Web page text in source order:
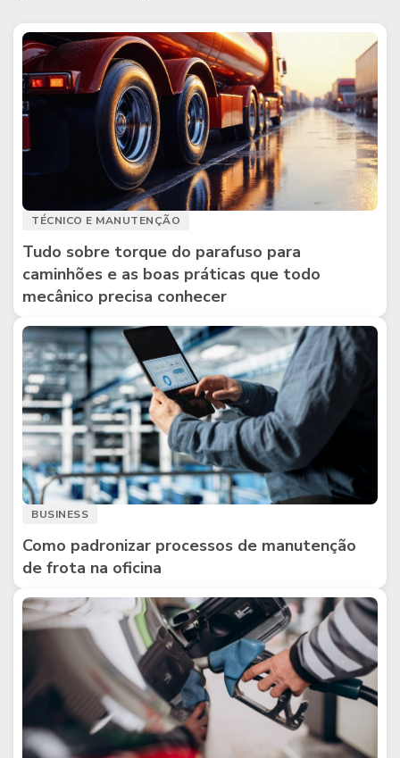
TÉCNICO E MANUTENÇÃO
Tudo sobre torque do parafuso para
caminhões e as boas práticas que todo
mecânico precisa conhecer
BUSINESS
Como padronizar processos de manutenção
de frota na oficina